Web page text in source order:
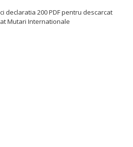
declaratia 200 PDFpentru descarcat
Mutari Internationale